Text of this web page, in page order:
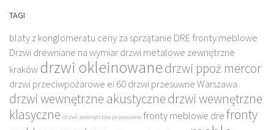
TAGI
blaty z konglomeratu ceny za sprzątanie DRE fronty meblowe
Drzwi drewniane na wymiardrzwi metalowe zewnętrzne
kraków drzwi okleinowanedrzwi ppoż mercor
drzwi przeciwpożarowe ei 60drzwi przesuwne Warszawa
drzwi wewnętrzne akustycznedrzwi wewnętrzne
klasyczne drzwi zewnętrzne przesuwne fronty meblowe drefronty